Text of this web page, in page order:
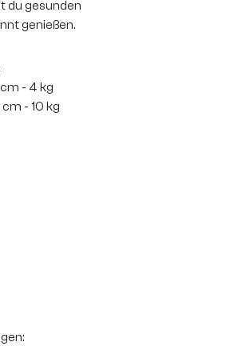
du gesunden
genießen.
- 4 kg
- 10 kg